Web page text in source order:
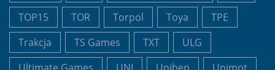
TOP15
TOR Torpol Toya
TPE
Trakcja
TS Games TXT
ULG